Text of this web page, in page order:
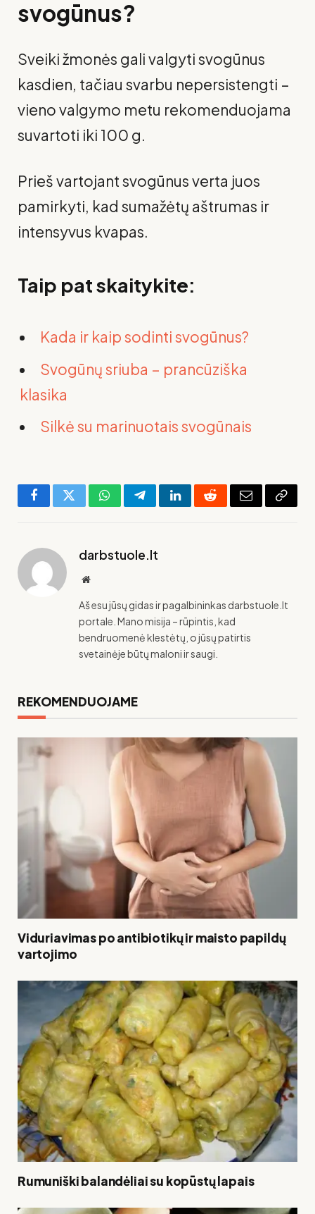
svogūnus?
Sveiki žmonės gali valgyti svogūnus
kasdien, tačiau svarbu nepersistengti –
vieno valgymo metu rekomenduojama
suvartoti iki 100 g.
Prieš vartojant svogūnus verta juos
pamirkyti, kad sumažėtų aštrumas ir
intensyvus kvapas.
Taip pat skaitykite:
Kada ir kaip sodinti svogūnus?
Svogūnų sriuba – prancūziška
klasika
Silkė su marinuotais svogūnais
FacebookTwitterWhatsAppTelegramLinkedInRedditEl.
Copy
darbstuole.lt
Svetainė
Aš esu jūsų gidas ir pagalbininkas darbstuole.lt
portale. Mano misija – rūpintis, kad
bendruomenė klestėtų, o jūsų patirtis
svetainėje būtų maloni ir saugi.
REKOMENDUOJAME
Viduriavimas po antibiotikų ir maisto papildų
vartojimo
Rumuniški balandėliai su kopūstų lapais